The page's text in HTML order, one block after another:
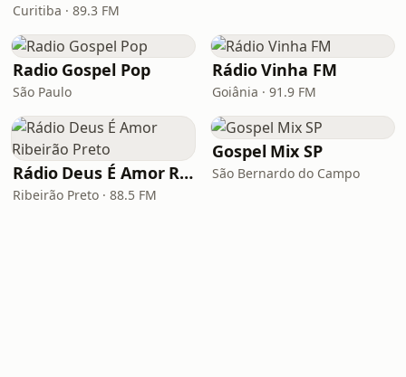
Curitiba · 89.3 FM
Radio Gospel Pop
São Paulo
Rádio Vinha FM
Goiânia · 91.9 FM
Rádio Deus É Amor Ribeirão Preto
Ribeirão Preto · 88.5 FM
Gospel Mix SP
São Bernardo do Campo